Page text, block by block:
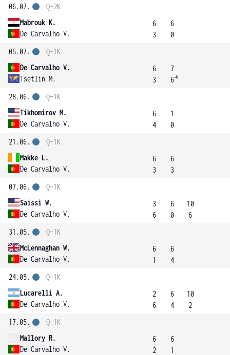
06.07.
Mabrouk K.
De Carvalho V.
Q-2K
6
3
6
0
05.07.
De Carvalho V.
Tsetlin M.
Q-1K
6
3
7
64
28.06.
Tikhomirov M.
De Carvalho V.
Q-1K
6
4
1
0
21.06.
Makke L.
De Carvalho V.
Q-1K
6
3
6
3
07.06.
Saissi W.
De Carvalho V.
Q-1K
3
6
6
0
10
6
31.05.
McLennaghan W.
De Carvalho V.
Q-1K
6
1
6
4
24.05.
Lucarelli A.
De Carvalho V.
Q-1K
2
6
6
4
10
2
17.05.
Mallory R.
De Carvalho V.
Q-1K
6
2
6
1